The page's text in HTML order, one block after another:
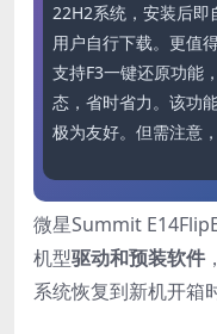
22H2系统，安装后即
用户自行下载。更值
支持F3一键还原功能
态，省时省力。该功
极为友好。但需注意
微星Summit
机型驱动和预装软件
系统恢复到新机开箱